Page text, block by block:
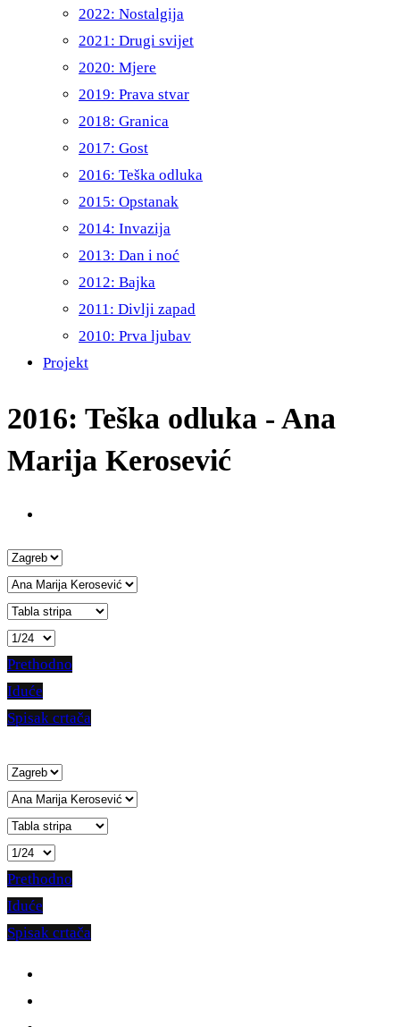
2022: Nostalgija
2021: Drugi svijet
2020: Mjere
2019: Prava stvar
2018: Granica
2017: Gost
2016: Teška odluka
2015: Opstanak
2014: Invazija
2013: Dan i noć
2012: Bajka
2011: Divlji zapad
2010: Prva ljubav
Projekt
2016: Teška odluka - Ana
Marija Kerosević
Prethodno
Iduće
Spisak crtača
Prethodno
Iduće
Spisak crtača